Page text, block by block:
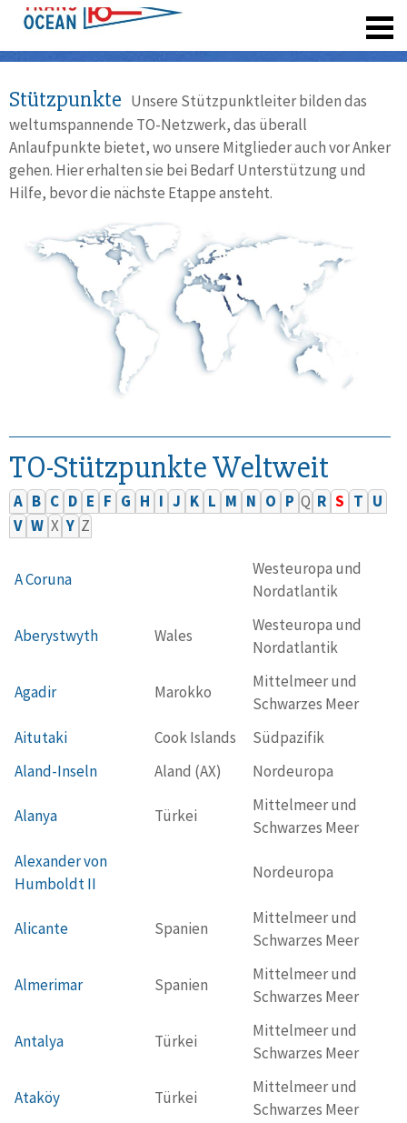
Stützpunkte Unsere Stützpunktleiter bilden das
weltumspannende TO-Netzwerk, das überall
Anlaufpunkte bietet, wo unsere Mitglieder auch vor Anker
gehen. Hier erhalten sie bei Bedarf Unterstützung und
Hilfe, bevor die nächste Etappe ansteht.
TO-Stützpunkte Weltweit
A B C D E F G H I J K L M N O P Q R S T U
V W X Y Z
A Coruna
Westeuropa und
Nordatlantik
Aberystwyth Wales
Westeuropa und
Nordatlantik
Agadir Marokko
Mittelmeer und
Schwarzes Meer
Aitutaki
Cook Islands
Südpazifik
Aland-Inseln
Aland (AX) Nordeuropa
Alanya Türkei
Mittelmeer und
Schwarzes Meer
Alexander von
Humboldt II
Nordeuropa
Alicante Spanien
Mittelmeer und
Schwarzes Meer
Almerimar Spanien
Mittelmeer und
Schwarzes Meer
Antalya Türkei
Mittelmeer und
Schwarzes Meer
Ataköy Türkei
Mittelmeer und
Schwarzes Meer